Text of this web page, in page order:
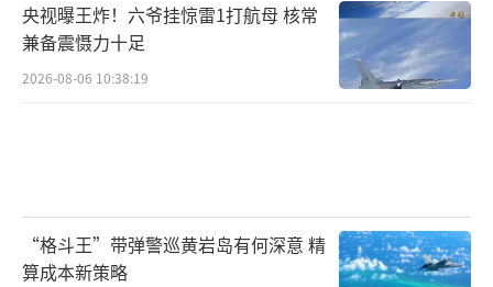
央视曝王炸！六爷挂惊雷1打航母 核常
兼备震慑力十足
2026-08-06 10:38:19
“格斗王”带弹警巡黄岩岛有何深意 精
算成本新策略